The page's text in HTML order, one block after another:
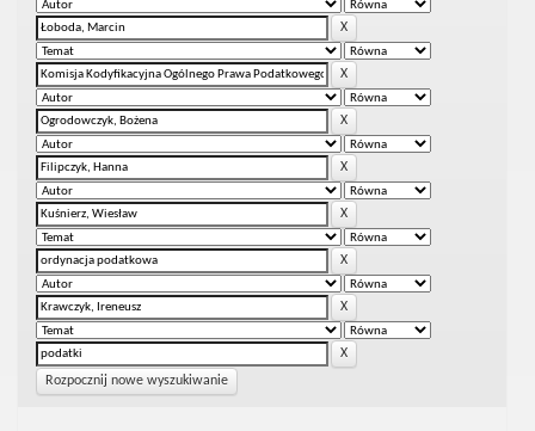
Rozpocznij nowe wyszukiwanie